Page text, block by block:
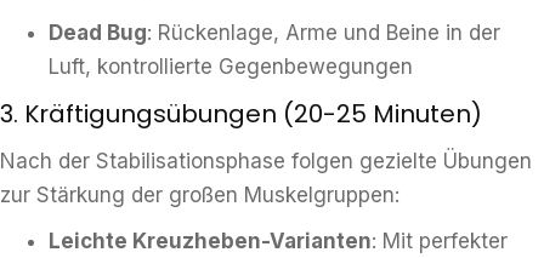
Dead Bug: Rückenlage, Arme und Beine in der
Luft, kontrollierte Gegenbewegungen
3. Kräftigungsübungen (20-25 Minuten)
Nach der Stabilisationsphase folgen gezielte Übungen
zur Stärkung der großen Muskelgruppen:
Leichte Kreuzheben-Varianten: Mit perfekter